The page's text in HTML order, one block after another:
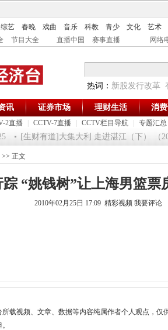
综艺 春晚 戏曲 音乐 科教 青少 文化
艺术
节目大全 直播中国 赛事直播 网络
热词： 新股发行改革
2直播 CCTV-7直播 CCTV栏目导航 专题汇总
讯 证券市场 理财生活 消
[生财有道]大集大利 走进湛江（下） （
>> 正文
“姚钱树”让上海男篮票
2010年02月25日 17:09 精彩视频 我要评论
载视频、文章、数据等内容纯属作者个人观点，仅